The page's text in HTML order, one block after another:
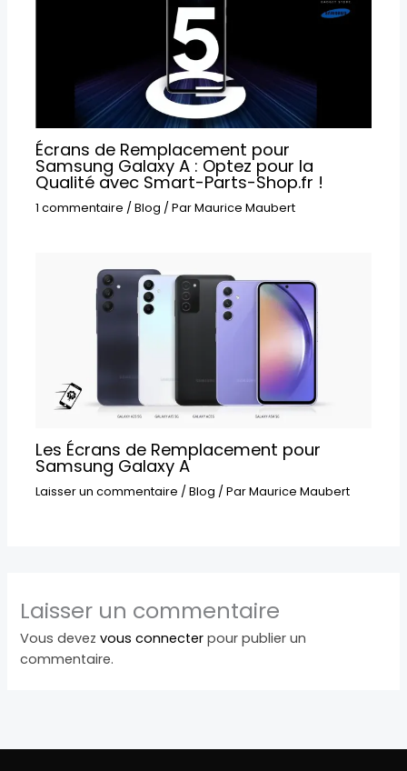
Écrans de Remplacement pour
Samsung Galaxy A : Optez pour la
Qualité avec Smart-Parts-Shop.fr !
1 commentaire /Blog / ParMaurice Maubert
Les Écrans de Remplacement pour
Samsung Galaxy A
Laisser un commentaire /Blog / ParMaurice Maubert
Laisser un commentaire
Vous devezvous connecter pour publier un
commentaire.